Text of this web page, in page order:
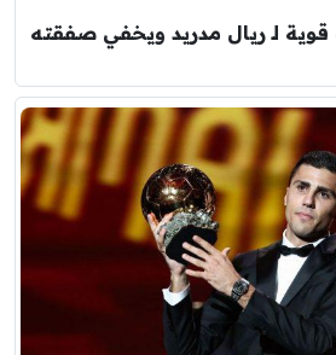
لـ ريال مدريد ويخفي صفقته